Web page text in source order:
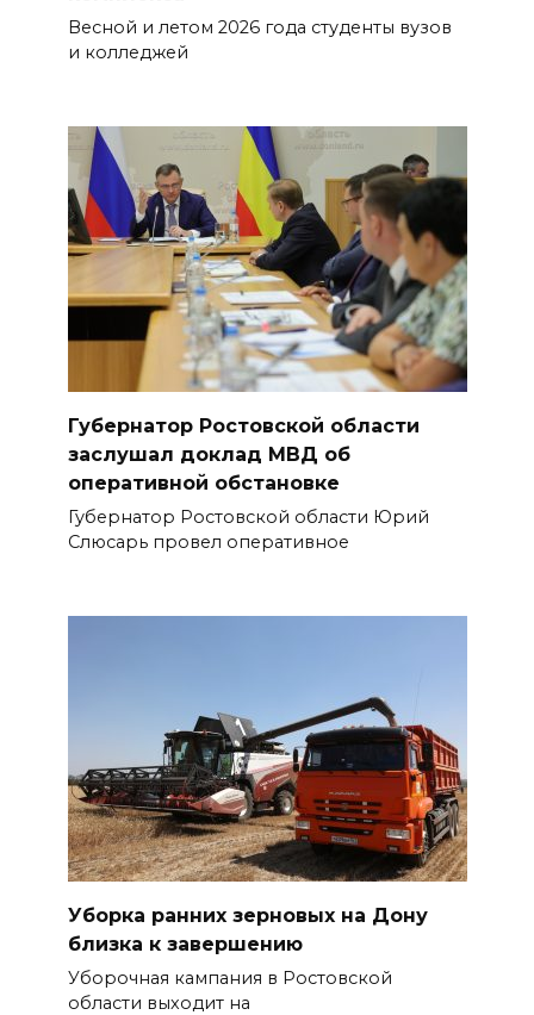
Весной и летом 2026 года студенты вузов
и колледжей
Губернатор Ростовской области
заслушал доклад МВД об
оперативной обстановке
Губернатор Ростовской области Юрий
Слюсарь провел оперативное
Уборка ранних зерновых на Дону
близка к завершению
Уборочная кампания в Ростовской
области выходит на